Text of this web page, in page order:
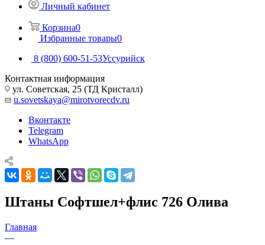
Личный кабинет
Корзина0
Избранные товары0
8 (800) 600-51-53Уссурийск
Контактная информация
ул. Советская, 25 (ТД Кристалл)
u.sovetskaya@mirotvorecdv.ru
Вконтакте
Telegram
WhatsApp
Штаны Софтшел+флис 726 Олива
Главная
—